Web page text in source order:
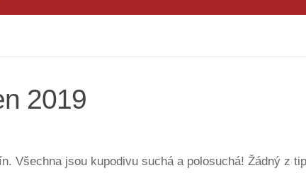
2019
Všechna jsou kupodivu suchá a polosuchá! Žádný z